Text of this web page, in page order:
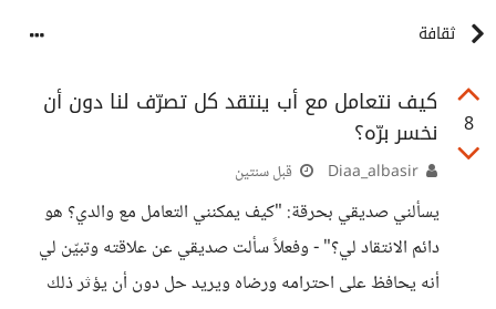
ثقافة
8
كيف نتعامل مع أب ينتقد كل تصرّف لنا دون أن
نخسر برّه؟
قبل سنتين
يسألني صديقي بحرقة: "كيف يمكنني التعامل مع والدي؟ هو
دائم الانتقاد لي؟" - وفعلاً سألت صديقي عن علاقته وتبيّن لي
أنه يحافظ على احترامه ورضاه ويريد حل دون أن يؤثر ذلك